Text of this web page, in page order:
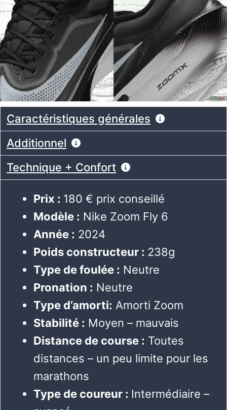
Caractéristiques générales
Additionnel
Technique + Confort
Prix : 180 € prix conseillé
Modèle : Nike Zoom Fly 6
Année : 2024
Poids constructeur : 238g
Type de foulée : Neutre
Pronation : Neutre
Type d’amorti: Amorti Zoom
Stabilité : Moyen – mauvais
Distance de course : Toutes
distances – un peu limite pour les
marathons
Type de coureur : Intermédiaire –